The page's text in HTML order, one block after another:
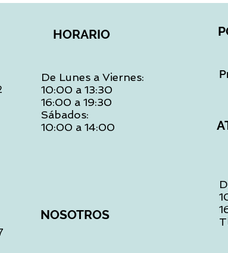
HORARIO
De Lunes a Viernes:
10:00 a 13:30
16:00 a 19:30
Sábados:
10:00 a 14:00
NOSOTROS